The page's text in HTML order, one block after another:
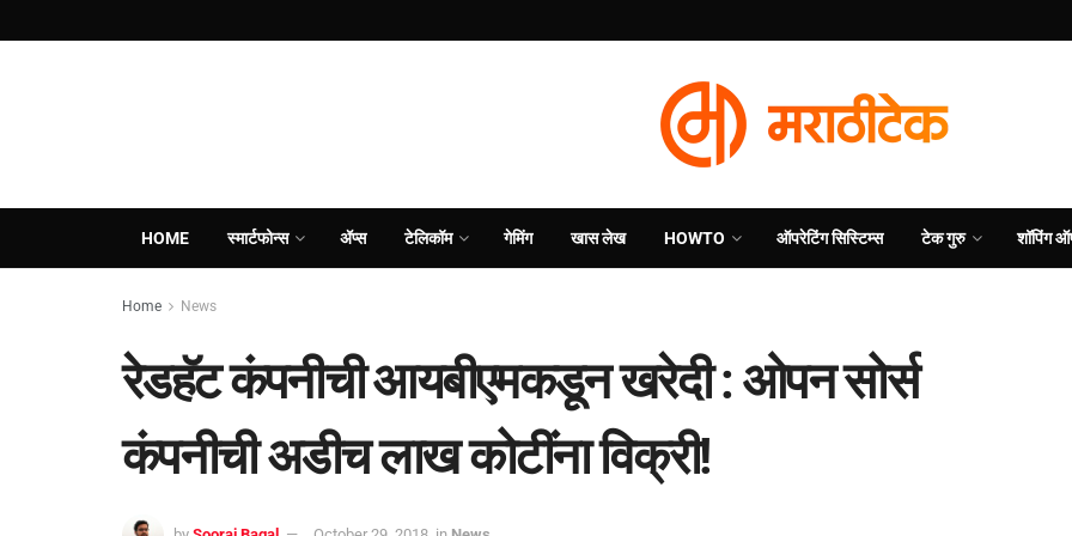
HOME स्मार्टफोन्स ॲप्स टेलिकॉम गेमिंग खास लेख HOWTO ऑपरेटिंग सिस्टिम्स टेक गुरु शॉपिंग
Home News
रेडहॅट कंपनीची आयबीएमकडून खरेदी : ओपन सोर्स
कंपनीची अडीच लाख कोटींना विक्री!